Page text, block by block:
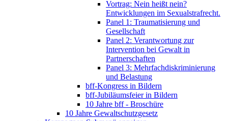
Vortrag: Nein heißt nein?
Entwicklungen im Sexualstrafrecht.
Panel 1: Traumatisierung und
Gesellschaft
Panel 2: Verantwortung zur
Intervention bei Gewalt in
Partnerschaften
Panel 3: Mehrfachdiskriminierung
und Belastung
bff-Kongress in Bildern
bff-Jubiläumsfeier in Bildern
10 Jahre bff - Broschüre
10 Jahre Gewaltschutzgesetz